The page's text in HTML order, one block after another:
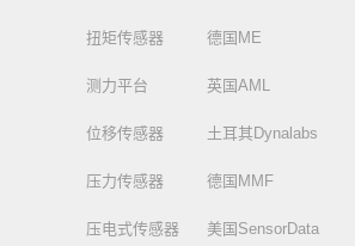
扭矩传感器
测力平台
位移传感器
压力传感器
压电式传感器
德国ME
英国AML
土耳其Dynalabs
德国MMF
美国SensorData